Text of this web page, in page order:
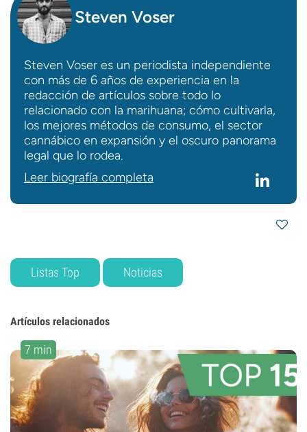
Steven Voser
Steven Voser es un periodista independiente
con más de 6 años de experiencia en la
redacción de artículos sobre todo lo
relacionado con la marihuana; cómo cultivarla,
los mejores métodos de consumo, el sector
cannábico en expansión y el oscuro panorama
legal que lo rodea.
Leer biografía completa
Listas Top Noticias
Artículos relacionados
7 min